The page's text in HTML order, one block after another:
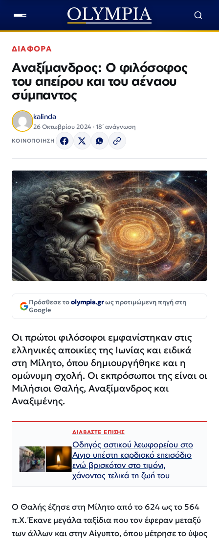
ΔΙΑΦΟΡΑ
Αναξίμανδρος: Ο φιλόσοφος
του απείρου και του αέναου
σύμπαντος
kalinda
26 Οκτωβρίου 2024 · 18΄ ανάγνωση
ΚΟΙΝΟΠΟΙΗΣΗ
Πρόσθεσε τοolympia.grως προτιμώμενη πηγή στη
Google
Οι πρώτοι φιλόσοφοι εμφανίστηκαν στις
ελληνικές αποικίες της Ιωνίας και ειδικά
στη Μίλητο, όπου δημιουργήθηκε και η
ομώνυμη σχολή. Οι εκπρόσωποι της είναι οι
Μιλήσιοι Θαλής, Αναξίμανδρος και
Αναξιμένης.
ΔΙΑΒΑΣΤΕ ΕΠΙΣΗΣ
Οδηγός αστικού λεωφορείου στο
Αιγιο υπέστη καρδιακό επεισόδιο
ενώ βρισκόταν στο τιμόνι,
χάνοντας τελικά τη ζωή του
Ο Θαλής έζησε στη Μίλητο από το 624 ως το 564
π.Χ. Έκανε μεγάλα ταξίδια που τον έφεραν μεταξύ
των άλλων και στην Αίγυπτο, όπου μέτρησε το ύψος